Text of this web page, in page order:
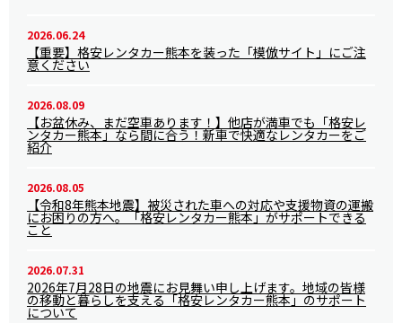
2026.06.24
【重要】格安レンタカー熊本を装った「模倣サイト」にご注
意ください
2026.08.09
【お盆休み、まだ空車あります！】他店が満車でも「格安レ
ンタカー熊本」なら間に合う！新車で快適なレンタカーをご
紹介
2026.08.05
【令和8年熊本地震】被災された車への対応や支援物資の運搬
にお困りの方へ。「格安レンタカー熊本」がサポートできる
こと
2026.07.31
2026年7月28日の地震にお見舞い申し上げます。地域の皆様
の移動と暮らしを支える「格安レンタカー熊本」のサポート
について